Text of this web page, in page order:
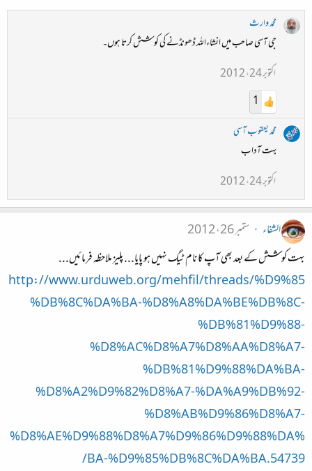
محمد وارث
جی آسی صاحب میں انشاءاللہ ڈھونڈنے کی کوشش کرتا ہوں۔
اکتوبر 24، 2012
1
محمد یعقوب آسی
بہت آداب
اکتوبر 24، 2012
الشفاء
ستمبر 26، 2012
بہت کوشش کے بعد بھی آپ کا نام ٹیگ نہیں ہو پایا... پلیز ملاحظہ فرمائیں...
http://www.urduweb.org/mehfil/threads/%D9%85
%DB%8C%DA%BA-%D8%A8%DA%BE%DB%8C-
%DB%81%D9%88-
%D8%AC%D8%A7%D8%AA%D8%A7-
%DB%81%D9%88%DA%BA-
%D8%A2%D9%82%D8%A7-%DA%A9%DB%92-
%D8%AB%D9%86%D8%A7-
%D8%AE%D9%88%D8%A7%D9%86%D9%88%DA%
BA-%D9%85%DB%8C%DA%BA.54739/